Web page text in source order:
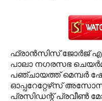
ഫ്രാന്‍സിസ് ജോര്‍ജ്
പാലാ നഗരസഭ
പഞ്ചായത്ത് മെമ്പര്‍
ഓപ്പറേറ്റേഴ്‌സ്
പ്രസിഡന്റ് പ്രവീണ്‍